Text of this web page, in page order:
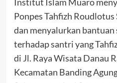
Ponpes Tahfizh
dan menyalurkan bantuan
terhadap santri yang
di Jl. Raya Wisata Danau
Kecamatan Banding